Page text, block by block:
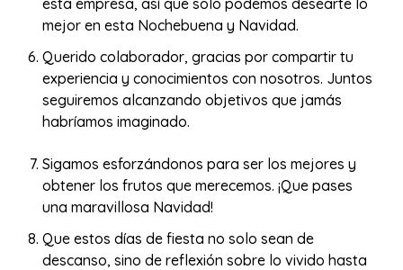
mejor en esta Nochebuena y Navidad.
Querido colaborador, gracias por compartir tu
experiencia y conocimientos con nosotros. Juntos
seguiremos alcanzando objetivos que jamás
habríamos imaginado.
Sigamos esforzándonos para ser los mejores y
obtener los frutos que merecemos. ¡Que pases
una maravillosa Navidad!
Que estos días de fiesta no solo sean de
descanso, sino de reflexión sobre lo vivido hasta